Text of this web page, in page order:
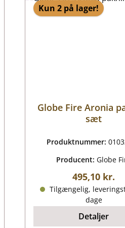
Kun 2 på lager!
Globe Fire Aronia
sæt
Produktnummer:
Producent: Globe
Almindelig
495,10 kr.
Tilgængelig,
dage
Detaljer